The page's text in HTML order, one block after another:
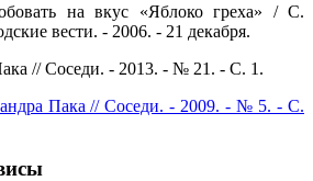
на вкус «Яблоко греха» / С.
вести. - 2006. - 21 декабря.
// Соседи. - 2013. - № 21. - С. 1.
Пака // Соседи. - 2009. - № 5. - С.